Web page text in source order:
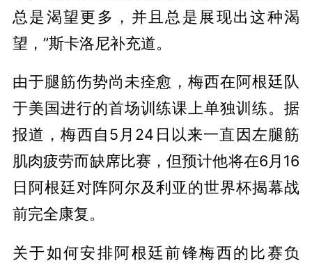
总是渴望更多，并且总是展现出这种渴
望，”斯卡洛尼补充道。
由于腿筋伤势尚未痊愈，梅西在阿根廷队
于美国进行的首场训练课上单独训练。据
报道，梅西自5月24日以来一直因左腿筋
肌肉疲劳而缺席比赛，但预计他将在6月16
日阿根廷对阵阿尔及利亚的世界杯揭幕战
前完全康复。
关于如何安排阿根廷前锋梅西的比赛负